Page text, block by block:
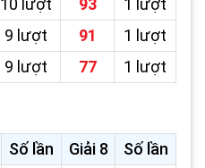
10 lượt 93
1 lượt
9 lượt 91
1 lượt
9 lượt 77 1 lượt
Số lần Giải 8
Số lần